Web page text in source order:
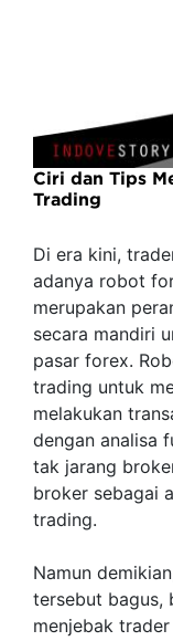
Ciri dan Tips
Trading
Di era kini,
adanya robot
merupakan
secara mandiri
pasar forex.
trading untuk
melakukan
dengan analisa
tak jarang
broker sebagai
trading.
Namun
tersebut bagus,
menjebak